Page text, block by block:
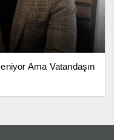
Ama Vatandaşın